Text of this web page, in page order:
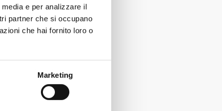
e per analizzare il
partner che si occupano
che hai fornito loro o
Marketing